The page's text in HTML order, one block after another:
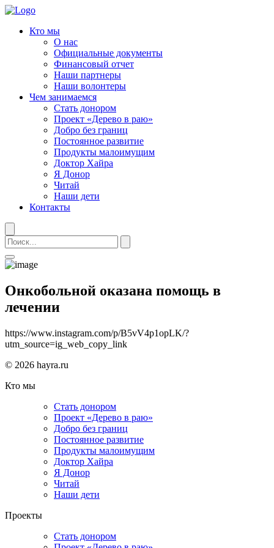
Кто мы
О нас
Официальные документы
Финансовый отчет
Наши партнеры
Наши волонтеры
Чем занимаемся
Стать донором
Проект «Дерево в раю»
Добро без границ
Постоянное развитие
Продукты малоимущим
Доктор Хайра
Я Донор
Читай
Наши дети
Контакты
Онкобольной оказана помощь в
лечении
https://www.instagram.com/p/B5vV4p1opLK/?
utm_source=ig_web_copy_link
© 2026 hayra.ru
Кто мы
Стать донором
Проект «Дерево в раю»
Добро без границ
Постоянное развитие
Продукты малоимущим
Доктор Хайра
Я Донор
Читай
Наши дети
Проекты
Стать донором